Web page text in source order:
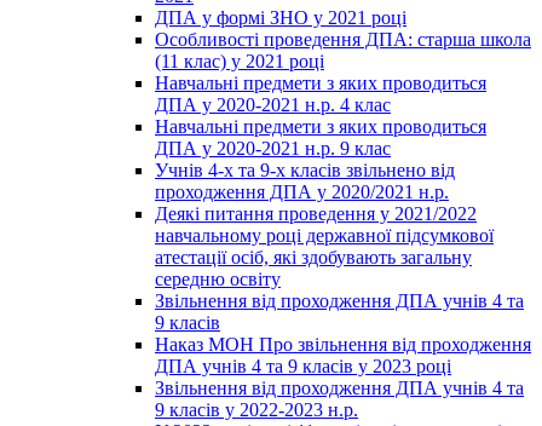
ДПА у формі ЗНО у 2021 році
Особливості проведення ДПА: старша школа
(11 клас) у 2021 році
Навчальні предмети з яких проводиться
ДПА у 2020-2021 н.р. 4 клас
Навчальні предмети з яких проводиться
ДПА у 2020-2021 н.р. 9 клас
Учнів 4-х та 9-х класів звільнено від
проходження ДПА у 2020/2021 н.р.
Деякі питання проведення у 2021/2022
навчальному році державної підсумкової
атестації осіб, які здобувають загальну
середню освіту
Звільнення від проходження ДПА учнів 4 та
9 класів
Наказ МОН Про звільнення від проходження
ДПА учнів 4 та 9 класів у 2023 році
Звільнення від проходження ДПА учнів 4 та
9 класів у 2022-2023 н.р.